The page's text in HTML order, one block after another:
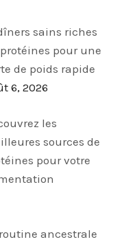
sains riches
pour une
de poids rapide
6, 2026
les
sources de
pour votre
ancestrale